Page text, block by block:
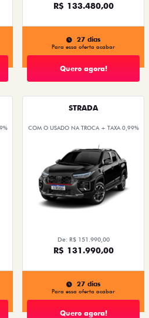
R$ 133.480,00
27 dias
Para essa oferta acabar
Quero agora!
STRADA
COM O USADO NA TROCA + TAXA 0,99%
De: R$ 151.990,00
R$ 131.990,00
27 dias
Para essa oferta acabar
Quero agora!